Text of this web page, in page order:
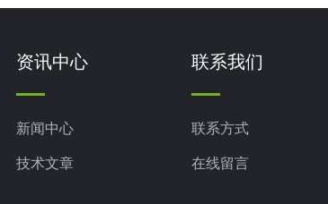
资讯中心
新闻中心
技术文章
联系我们
联系方式
在线留言